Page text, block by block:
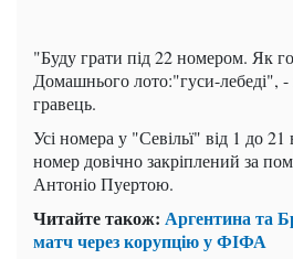
"Буду грати під 22 номером. Як
Домашнього лото:"гуси-лебеді",
гравець.
Усі номера у "Севільї" від 1 до
номер довічно закріплений за
Антоніо Пуертою.
Читайте також: Аргентина та
матч через корупцію у ФІФА